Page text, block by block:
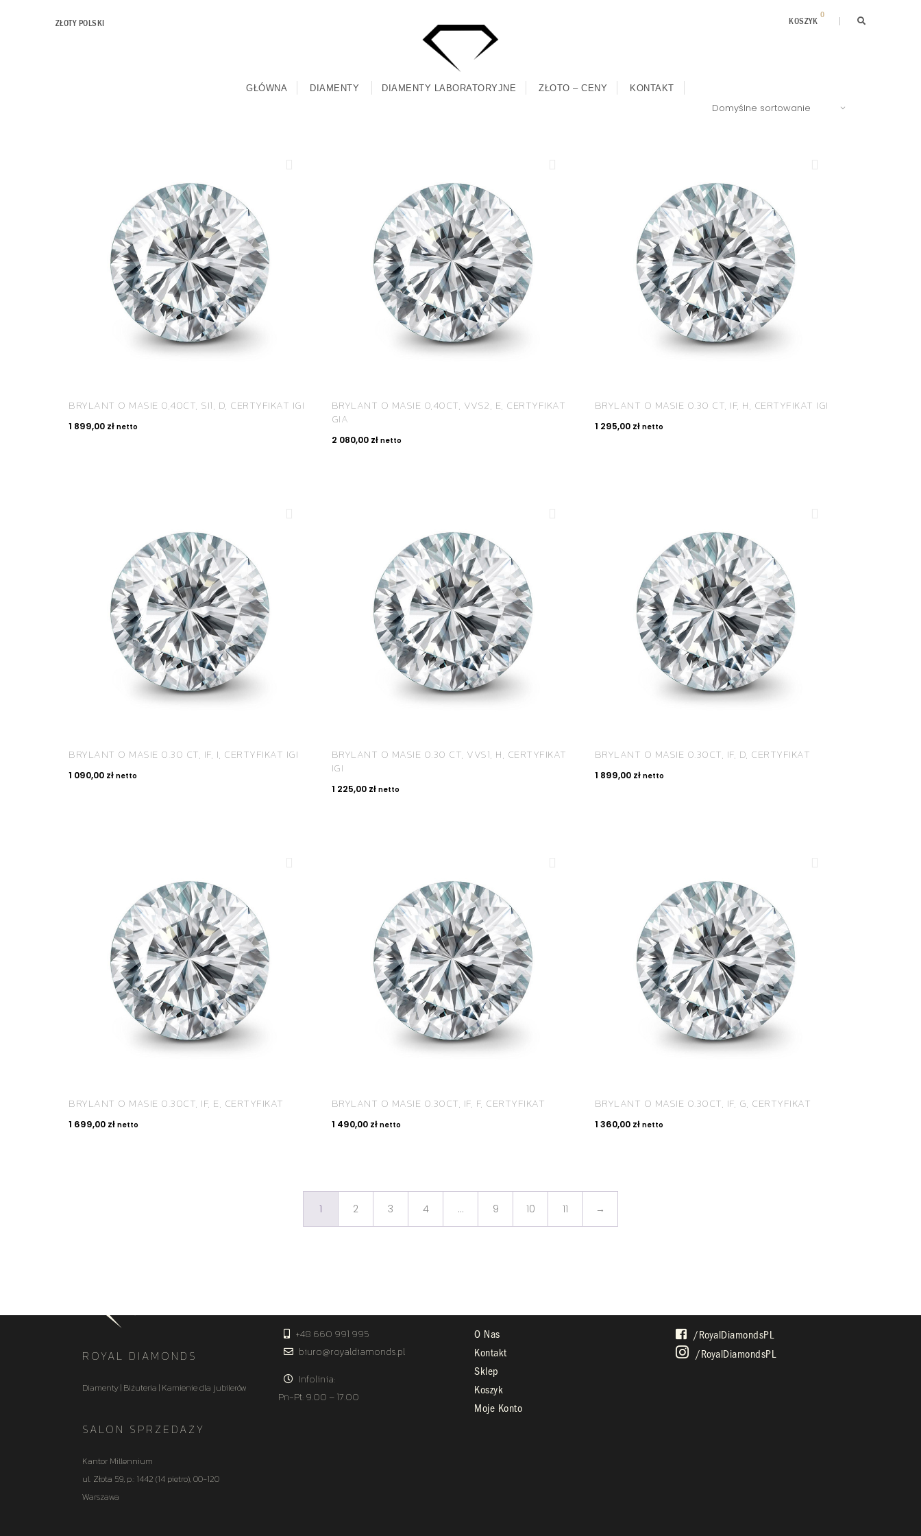
ZŁOTY POLSKI KOSZYK
0
GŁÓWNA DIAMENTY DIAMENTY LABORATORYJNE ZŁOTO – CENY KONTAKT
BRYLANT O MASIE 0,40CT, SI1, D, CERTYFIKAT IGI
1 899,00 zł netto
BRYLANT O MASIE 0,40CT, VVS2, E, CERTYFIKAT
GIA
2 080,00 zł netto
BRYLANT O MASIE 0.30 CT, IF, H, CERTYFIKAT IGI
1 295,00 zł netto
BRYLANT O MASIE 0.30 CT, IF, I, CERTYFIKAT IGI
1 090,00 zł netto
BRYLANT O MASIE 0.30 CT, VVS1, H, CERTYFIKAT
IGI
1 225,00 zł netto
BRYLANT O MASIE 0.30CT, IF, D, CERTYFIKAT
1 899,00 zł netto
BRYLANT O MASIE 0.30CT, IF, E, CERTYFIKAT
1 699,00 zł netto
BRYLANT O MASIE 0.30CT, IF, F, CERTYFIKAT
1 490,00 zł netto
BRYLANT O MASIE 0.30CT, IF, G, CERTYFIKAT
1 360,00 zł netto
1 2 3 4 … 9 10 11 →
ROYAL DIAMONDS
Diamenty | Biżuteria | Kamienie dla jubilerów
SALON SPRZEDAŻY
Kantor Millennium
ul. Złota 59, p.: 1442 (14 pietro), 00-120
Warszawa
+48 660 991 995
biuro@royaldiamonds.pl
Infolinia:
Pn-Pt: 9.00 – 17.00
O Nas
Kontakt
Sklep
Koszyk
Moje Konto
/royalDiamondsPL
/royalDiamondsPL